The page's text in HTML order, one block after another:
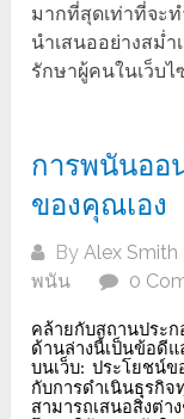
มากที่สุดเท่าที่จะ
นำเสนออย่างสม่
รักษาผู้คนในเว็บไ
การพนันออ
ของคุณเอง
By Alex Smith
พนัน
0
คล้ายกับสถานประ
ด้านล่างนี้เป็นข้อดี
บนเว็บ: ประโยชน์ข
กับการดำเนินธุรกิ
สามารถเสนอสิ่งต่า